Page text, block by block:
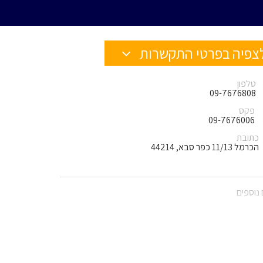
בפרטי התקשרות
טלפון
09-7676808
פקס
09-7676006
כתובת
הכרמל 11/13 כפר סבא, 44214